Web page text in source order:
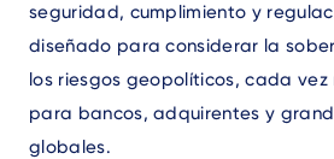
seguridad, cumplimiento y
diseñado para considerar la
los riesgos geopolíticos, cada vez
para bancos, adquirentes y
globales.